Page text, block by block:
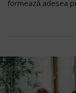
formează adesea